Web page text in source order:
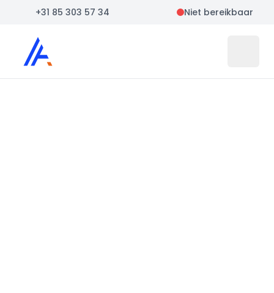
+31 85 303 57 34 Niet bereikbaar
Auto Atlas